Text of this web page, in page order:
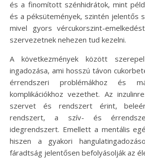
és a finomított szénhidrátok, mint
és a péksütemények, szintén jelentős
mivel gyors vércukorszint-
szervezetnek nehezen tud kezelni.
A következmények között
ingadozása, ami hosszú távon
érrendszeri problémákhoz és
komplikációkhoz vezethet. Az
szervet és rendszert érint,
rendszert, a szív- és
idegrendszert. Emellett a mentális
hiszen a gyakori
fáradtság jelentősen befolyásolják az